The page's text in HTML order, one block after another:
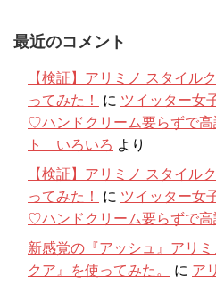
最近のコメント
【検証】アリミノ スタイル
ってみた！
に ツイッター女
♡ハンドクリーム要らずで高
ト いろいろ より
【検証】アリミノ スタイル
ってみた！
に ツイッター女
♡ハンドクリーム要らずで高
新感覚の『アッシュ』アリ
クア』を使ってみた。
に ア